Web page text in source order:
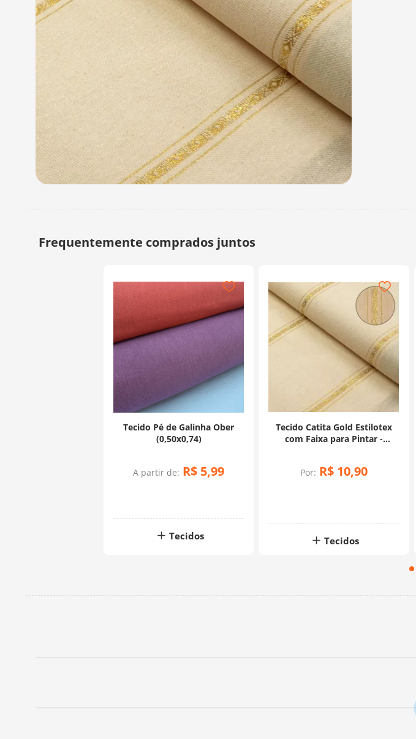
Tecido Pé de Galinha Ober
(0,50x0,74)
A partir de: R$ 5,99
Tecidos
Tecido Catita Gold Estilotex
com Faixa para Pintar -
Por: R$ 10,90
Tecidos